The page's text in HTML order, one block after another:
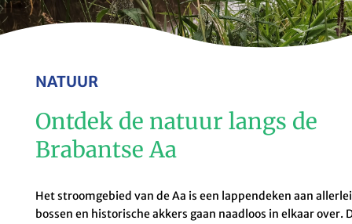
NATUUR
Ontdek de natuur langs de
Brabantse Aa
Het stroomgebied van de Aa is een lappendeken aan
bossen en historische akkers gaan naadloos in elkaar over.